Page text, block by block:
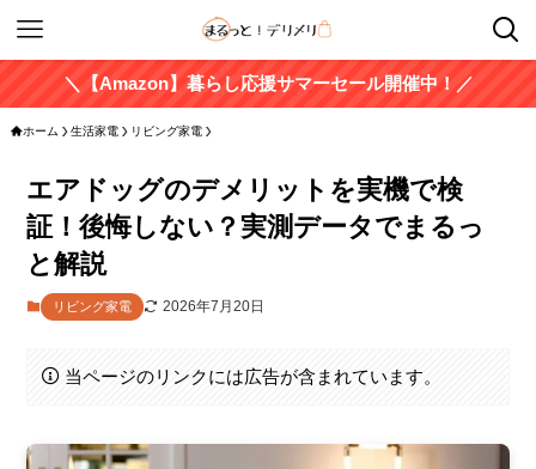
＼【Amazon】暮らし応援サマーセール開催中！／
ホーム 生活家電 リビング家電
エアドッグのデメリットを実機で検
証！後悔しない？実測データでまるっ
と解説
リビング家電 2026年7月20日
当ページのリンクには広告が含まれています。